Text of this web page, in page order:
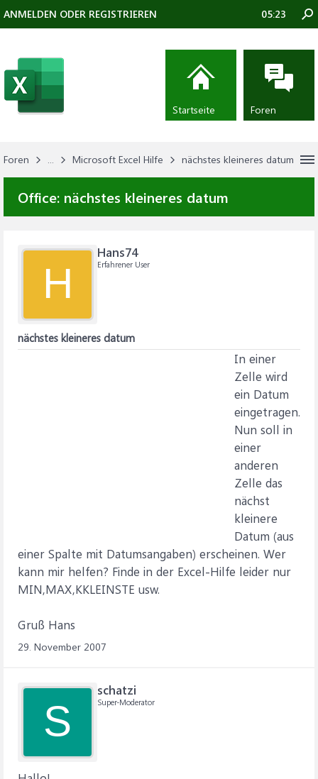
Foren ... Microsoft Excel Hilfe nächstes kleineres datum
Office: nächstes kleineres datum
H
Hans74
Erfahrener User
nächstes kleineres datum
In einer
Zelle wird
ein Datum
eingetragen.
Nun soll in
einer
anderen
Zelle das
nächst
kleinere
Datum (aus
einer Spalte mit Datumsangaben) erscheinen. Wer
kann mir helfen? Finde in der Excel-Hilfe leider nur
MIN,MAX,KKLEINSTE usw.
Gruß Hans
29. November 2007
S
schatzi
Super-Moderator
ANMELDEN ODER REGISTRIEREN 05:23
Startseite Foren